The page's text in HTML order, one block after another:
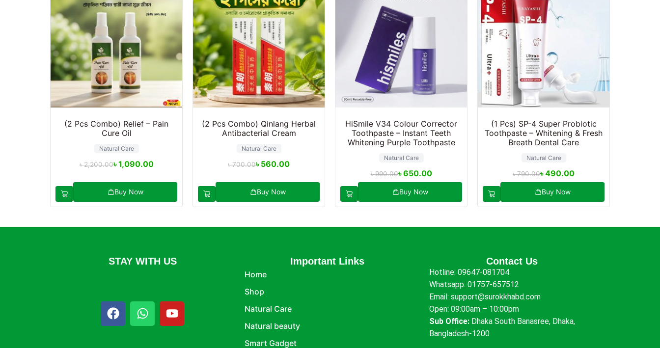
(2 Pcs Combo) Relief – Pain
Cure Oil
Natural Care
৳2,200.00৳1,090.00
Buy Now
(2 Pcs Combo) Qinlang Herbal
Antibacterial Cream
Natural Care
৳700.00৳ 560.00
Buy Now
HiSmile V34 Colour Corrector
Toothpaste – Instant Teeth
Whitening Purple Toothpaste
Natural Care
৳990.00৳650.00
Buy Now
(1 Pcs) SP-4 Super Probiotic
Toothpaste – Whitening & Fresh
Breath Dental Care
Natural Care
৳790.00৳490.00
Buy Now
STAY WITH US Important Links
Home
Shop
Natural Care
Natural beauty
Smart Gadget
Contact Us
Hotline:09647-081704
Whatsapp:01757-657512
Email:support@surokkhabd.com
Open: 09:00am – 10:00pm
Sub Office: Dhaka South Banasree, Dhaka,
Bangladesh-1200